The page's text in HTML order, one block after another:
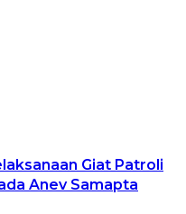
Giat Patroli
Anev Samapta